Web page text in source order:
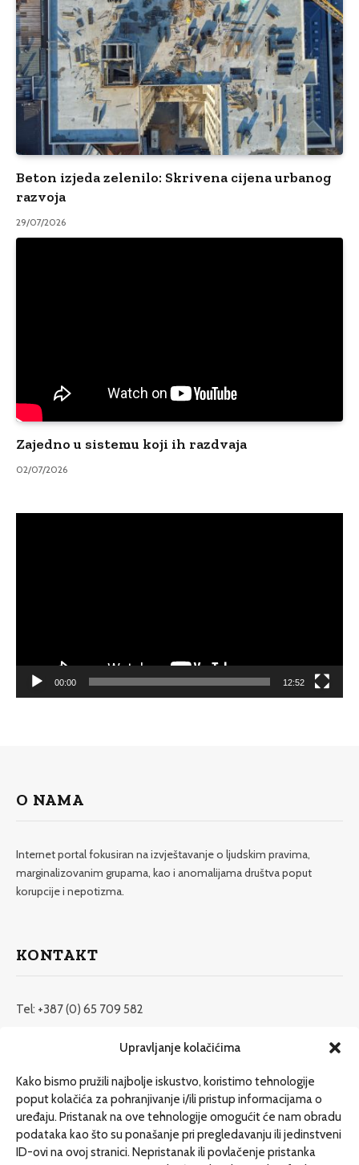
Upravljanje kolačićima
Kako bismo pružili najbolje iskustvo, koristimo tehnologije
poput kolačića za pohranjivanje i/ili pristup informacijama o
uređaju. Pristanak na ove tehnologije omogućit će nam obradu
podataka kao što su ponašanje pri pregledavanju ili jedinstveni
ID-ovi na ovoj stranici. Nepristanak ili povlačenje pristanka
Beton izjeda zelenilo: Skrivena cijena urbanog
razvoja
29/07/2026
Zajedno u sistemu koji ih razdvaja
02/07/2026
00:00 12:52
O NAMA
Internet portal fokusiran na izvještavanje o ljudskim pravima,
marginalizovanim grupama, kao i anomalijama društva poput
korupcije i nepotizma.
KONTAKT
Tel: +387 (0) 65 709 582
redakcija@etrafika.net
Dosije
Drugi pišu